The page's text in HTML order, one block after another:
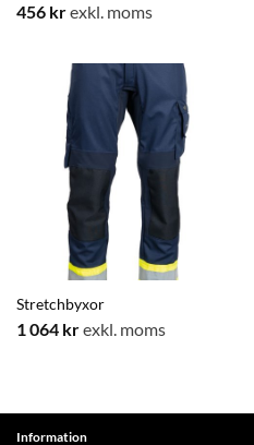
456 krexkl. moms
Stretchbyxor
1 064 krexkl. moms
Information